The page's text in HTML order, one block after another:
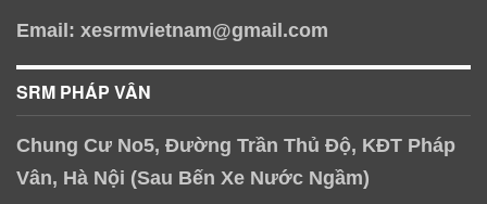
Email: xesrmvietnam@gmail.com
SRM PHÁP VÂN
Chung Cư No5, Đường Trần Thủ Độ, KĐT Pháp
Vân, Hà Nội (Sau Bến Xe Nước Ngầm)